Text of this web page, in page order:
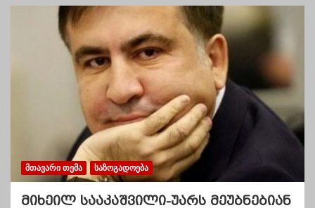
ᲛᲗᲐᲕᲐᲠᲘ ᲗᲔᲛᲐ ᲡᲐᲖᲝᲒᲐᲓᲝᲔᲑᲐ
მიხეილ სააკაშვილი-უარს მეუბნებიან